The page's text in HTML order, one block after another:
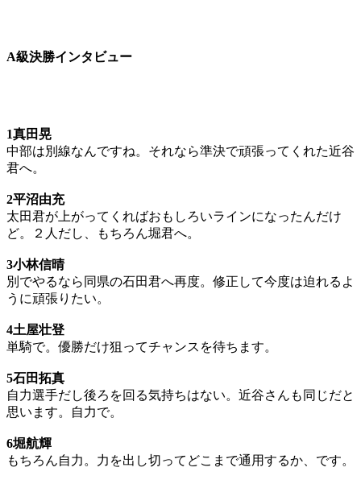
A級決勝インタビュー
1真田晃
中部は別線なんですね。それなら準決で頑張ってくれた近谷
君へ。
2平沼由充
太田君が上がってくればおもしろいラインになったんだけ
ど。２人だし、もちろん堀君へ。
3小林信晴
別でやるなら同県の石田君へ再度。修正して今度は迫れるよ
うに頑張りたい。
4土屋壮登
単騎で。優勝だけ狙ってチャンスを待ちます。
5石田拓真
自力選手だし後ろを回る気持ちはない。近谷さんも同じだと
思います。自力で。
6堀航輝
もちろん自力。力を出し切ってどこまで通用するか、です。